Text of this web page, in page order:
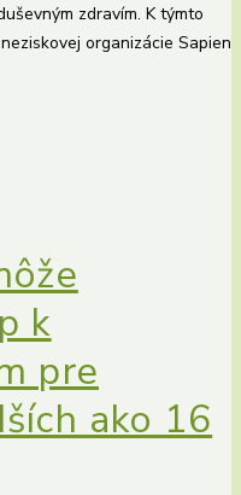
zdravím. K týmto
organizácie Sapien
k
pre
ako 16